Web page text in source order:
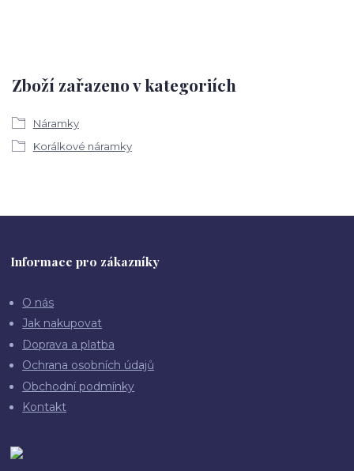
Zboží zařazeno v kategoriích
Náramky
Korálkové náramky
Informace pro zákazníky
O nás
Jak nakupovat
Doprava a platba
Ochrana osobních údajů
Obchodní podmínky
Kontakt